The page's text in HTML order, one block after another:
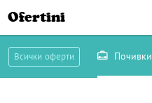
Ofertini
Всички оферти Почивки